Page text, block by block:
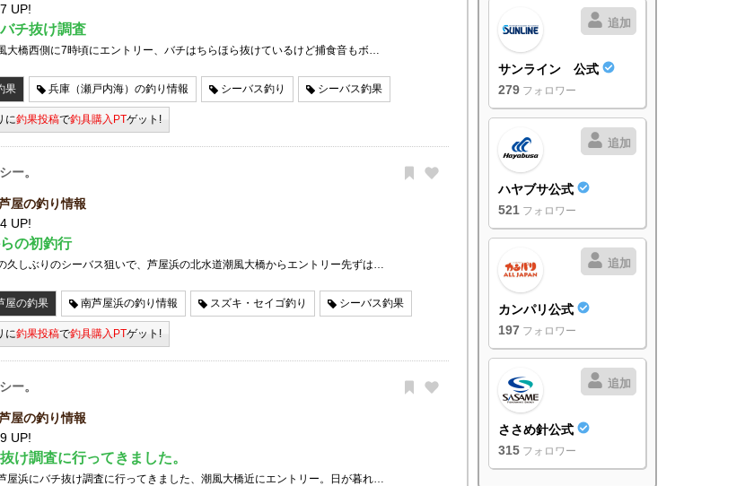
UP!
チ抜け調査
大橋西側に7時頃にエントリー、バチはちらほら抜けているけど捕食音もボ…
果 兵庫（瀬戸内海）の釣り情報 シーバス釣り シーバス釣果
に釣果投稿で釣具購入PTゲット!
ー。
屋の釣り情報
UP!
の初釣行
久しぶりのシーバス狙いで、芦屋浜の北水道潮風大橋からエントリー先ずは…
屋の釣果 南芦屋浜の釣り情報 スズキ・セイゴ釣り シーバス釣果
に釣果投稿で釣具購入PTゲット!
ー。
屋の釣り情報
UP!
け調査に行ってきました。
屋浜にバチ抜け調査に行ってきました、潮風大橋近にエントリー。日が暮れ…
追加
サンライン 公式
279 フォロワー
追加
ハヤブサ公式
521 フォロワー
追加
カンパリ公式
197 フォロワー
追加
ささめ針公式
315 フォロワー